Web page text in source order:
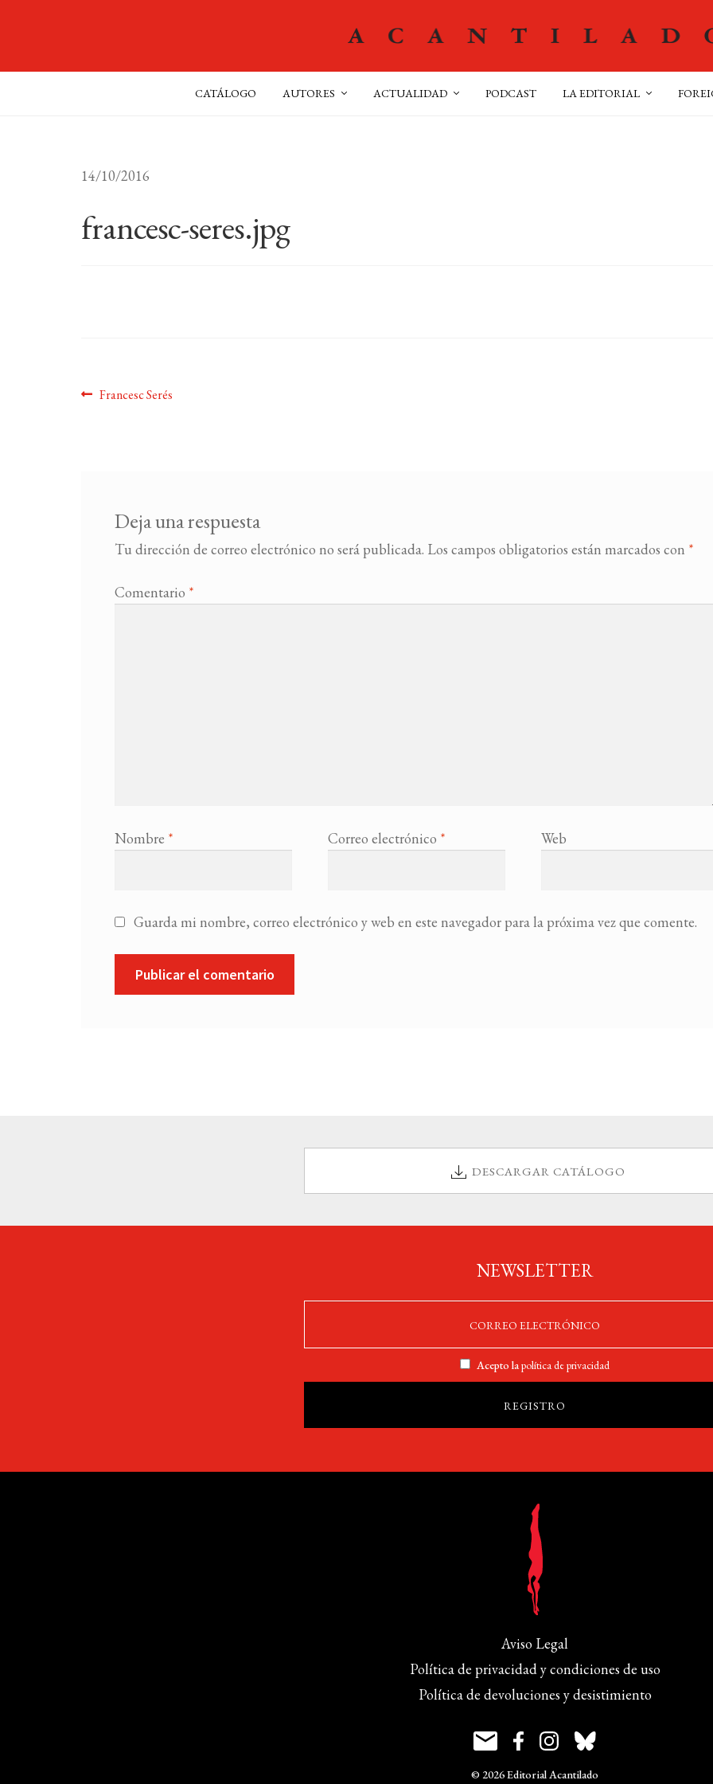
CATÁLOGO AUTORES ACTUALIDAD PODCAST LA EDITORIAL
14/10/2016
francesc-seres.jpg
Navegación
Anterior:
Francesc Serés
Deja una respuesta
Tu dirección de correo electrónico no será publicada. Los campos obligatorios están marcados con *
Comentario *
Nombre * Correo electrónico * Web
Guarda mi nombre, correo electrónico y web en este navegador para la próxima vez que comente.
DESCARGAR CATÁLOGO
NEWSLETTER
Acepto lapolítica de privacidad
Aviso Legal
Política de privacidad y condiciones de uso
Política de devoluciones y desistimiento
© 2026 Editorial Acantilado